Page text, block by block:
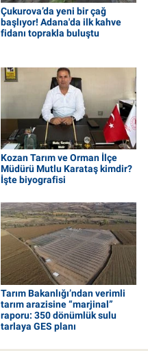
Çukurova’da yeni bir çağ
başlıyor! Adana'da ilk kahve
fidanı toprakla buluştu
Kozan Tarım ve Orman İlçe
Müdürü Mutlu Karataş kimdir?
İşte biyografisi
Tarım Bakanlığı’ndan verimli
tarım arazisine “marjinal”
raporu: 350 dönümlük sulu
tarlaya GES planı